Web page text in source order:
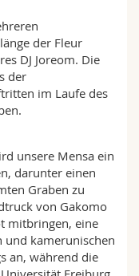
der Fleur
DJ Joreom. Die
der
im Laufe des
unsere Mensa ein
darunter einen
Graben zu
von Gakomo
mitbringen, eine
und kamerunischen
an, während die